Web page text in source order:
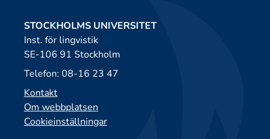
STOCKHOLMS UNIVERSITET
Inst. för lingvistik
SE-106 91 Stockholm
Telefon: 08-16 23 47
Kontakt
Om webbplatsen
Cookieinställningar